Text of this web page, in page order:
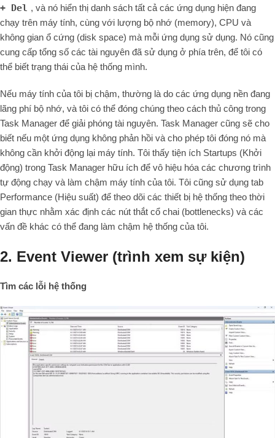
+ Del , và nó hiển thị danh sách tất cả các ứng dụng hiện đang
chạy trên máy tính, cùng với lượng bộ nhớ (memory), CPU và
không gian ổ cứng (disk space) mà mỗi ứng dụng sử dụng. Nó cũng
cung cấp tổng số các tài nguyên đã sử dụng ở phía trên, để tôi có
thể biết trạng thái của hệ thống mình.
Nếu máy tính của tôi bị chậm, thường là do các ứng dụng nền đang
lãng phí bộ nhớ, và tôi có thể đóng chúng theo cách thủ công trong
Task Manager để giải phóng tài nguyên. Task Manager cũng sẽ cho
biết nếu một ứng dụng không phản hồi và cho phép tôi đóng nó mà
không cần khởi động lại máy tính. Tôi thấy tiện ích Startups (Khởi
động) trong Task Manager hữu ích để vô hiệu hóa các chương trình
tự động chạy và làm chậm máy tính của tôi. Tôi cũng sử dụng tab
Performance (Hiệu suất) để theo dõi các thiết bị hệ thống theo thời
gian thực nhằm xác định các nút thắt cổ chai (bottlenecks) và các
vấn đề khác có thể đang làm chậm hệ thống của tôi.
2. Event Viewer (trình xem sự kiện)
Tìm các lỗi hệ thống